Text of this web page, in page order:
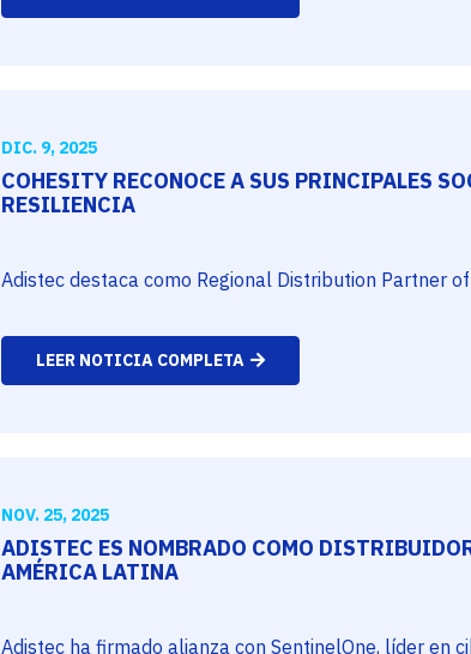
DIC. 9, 2025
COHESITY RECONOCE A SUS PRINCIPALES
RESILIENCIA
Adistec destaca como Regional Distribution Partner
LEER NOTICIA COMPLETA
NOV. 25, 2025
ADISTEC ES NOMBRADO COMO
AMÉRICA LATINA
Adistec ha firmado alianza con SentinelOne, líder en